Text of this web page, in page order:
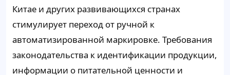
Китае и других развивающихся странах
стимулирует переход от ручной к
автоматизированной маркировке. Требования
законодательства к идентификации продукции,
информации о питательной ценности и